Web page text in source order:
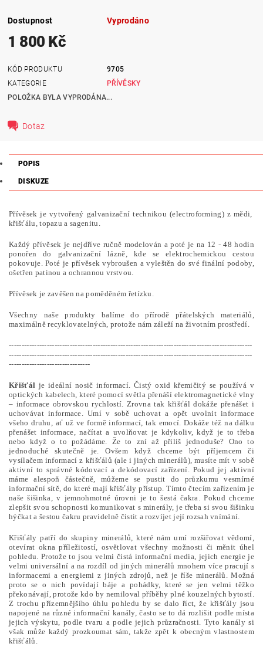
Dostupnost Vyprodáno
1 800 Kč
KÓD PRODUKTU
9705
KATEGORIE
PŘÍVĚSKY
POLOŽKA BYLA VYPRODÁNA...
Dotaz
POPIS
DISKUZE
Přívěsek je vytvořený galvanizační technikou (electroforming) z mědi,
křišťálu, topazu a sagenitu.
Každý přívěsek je nejdříve ručně modelován a poté je na 12 - 48 hodin
ponořen do galvanizační lázně, kde se elektrochemickou cestou
pokovuje. Poté je přívěsek vybroušen a vyleštěn do své finální podoby,
ošetřen patinou a ochrannou vrstvou.
Přívěsek je zavěšen na poměděném řetízku.
Všechny naše produkty balíme do přírodě přátelských materiálů,
maximálně recyklovatelných, protože nám záleží na životním prostředí.
------------------------------------------------------------------------------------------------
------------------------------------------------------------------------------------------------
--------------------------------
Křišťál je ideální nosič informací. Čistý oxid křemičitý se používá v
optických kabelech, které pomocí světla přenáší elektromagnetické vlny
– informace obrovskou rychlostí. Zrovna tak křišťál dokáže přenášet i
uchovávat informace. Umí v sobě uchovat a opět uvolnit informace
všeho druhu, ať už ve formě informací, tak emocí. Dokáže též na dálku
přenášet informace, načítat a uvolňovat je kdykoliv, když je to třeba
nebo když o to požádáme. Že to zní až příliš jednoduše? Ono to
jednoduché skutečně je. Ovšem když chceme být příjemcem či
vysílačem informací z křišťálů (ale i jiných minerálů), musíte mít v sobě
aktivní to správné kódovací a dekódovací zařízení. Pokud jej aktivní
máme alespoň částečně, můžeme se pustit do průzkumu vesmírné
informační sítě, do které mají křišťály přístup. Tímto čtecím zařízením je
naše šišinka, v jemnohmotné úrovni je to šestá čakra. Pokud chceme
zlepšit svou schopnosti komunikovat s minerály, je třeba si svou šišinku
hýčkat a šestou čakru pravidelně čistit a rozvíjet její rozsah vnímání.
Křišťály patří do skupiny minerálů, které nám umí rozšiřovat vědomí,
otevírat okna příležitostí, osvětlovat všechny možnosti či měnit úhel
pohledu. Protože to jsou velmi čistá informační media, jejich energie je
velmi universální a na rozdíl od jiných minerálů mnohem více pracují s
informacemi a energiemi z jiných zdrojů, než je říše minerálů. Možná
proto se o nich povídají báje a pohádky, které se jen velmi těžko
překonávají, protože kdo by nemiloval příběhy plné kouzelných bytostí.
Z trochu přízemnějšího úhlu pohledu by se dalo říct, že křišťály jsou
napojené na různé informační kanály, často se to dá rozlišit podle místa
jejich výskytu, podle tvaru a podle jejich průzračnosti. Tyto kanály si
však může každý prozkoumat sám, takže zpět k obecným vlastnostem
křišťálů.